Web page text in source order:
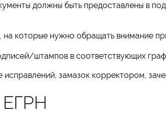
должны быть предоставлены в
которые нужно обращать внимание
штампов в соответствующих
исправлений, замазок корректором,
ЕГРН